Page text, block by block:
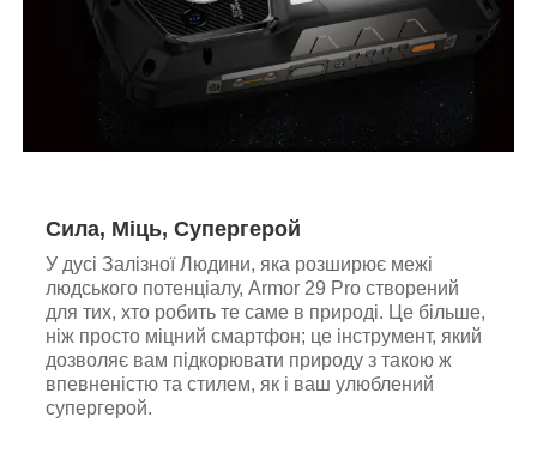
Сила, Міць, Супергерой
У дусі Залізної Людини, яка розширює межі
людського потенціалу, Armor 29 Pro створений
для тих, хто робить те саме в природі. Це більше,
ніж просто міцний смартфон; це інструмент, який
дозволяє вам підкорювати природу з такою ж
впевненістю та стилем, як і ваш улюблений
супергерой.